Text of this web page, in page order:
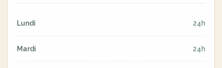
Lundi 24h
Mardi 24h